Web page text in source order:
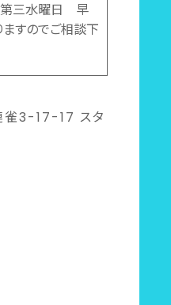
第三水曜日 早
すのでご相談下
雀3-17-17 スタ